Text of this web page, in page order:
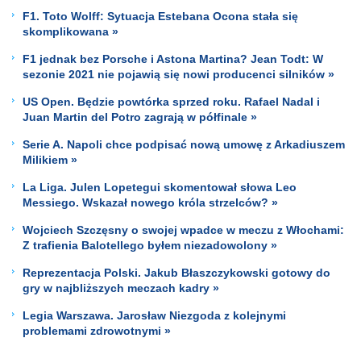
F1. Toto Wolff: Sytuacja Estebana Ocona stała się
skomplikowana »
F1 jednak bez Porsche i Astona Martina? Jean Todt: W
sezonie 2021 nie pojawią się nowi producenci silników »
US Open. Będzie powtórka sprzed roku. Rafael Nadal i
Juan Martin del Potro zagrają w półfinale »
Serie A. Napoli chce podpisać nową umowę z Arkadiuszem
Milikiem »
La Liga. Julen Lopetegui skomentował słowa Leo
Messiego. Wskazał nowego króla strzelców? »
Wojciech Szczęsny o swojej wpadce w meczu z Włochami:
Z trafienia Balotellego byłem niezadowolony »
Reprezentacja Polski. Jakub Błaszczykowski gotowy do
gry w najbliższych meczach kadry »
Legia Warszawa. Jarosław Niezgoda z kolejnymi
problemami zdrowotnymi »